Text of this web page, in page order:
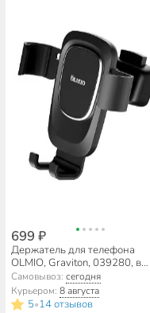
699 ₽
Держатель для телефона
OLMIO, Graviton, 039280, в
дефлектор
Самовывоз:сегодня
Курьером:8 августа
5•14 отзывов